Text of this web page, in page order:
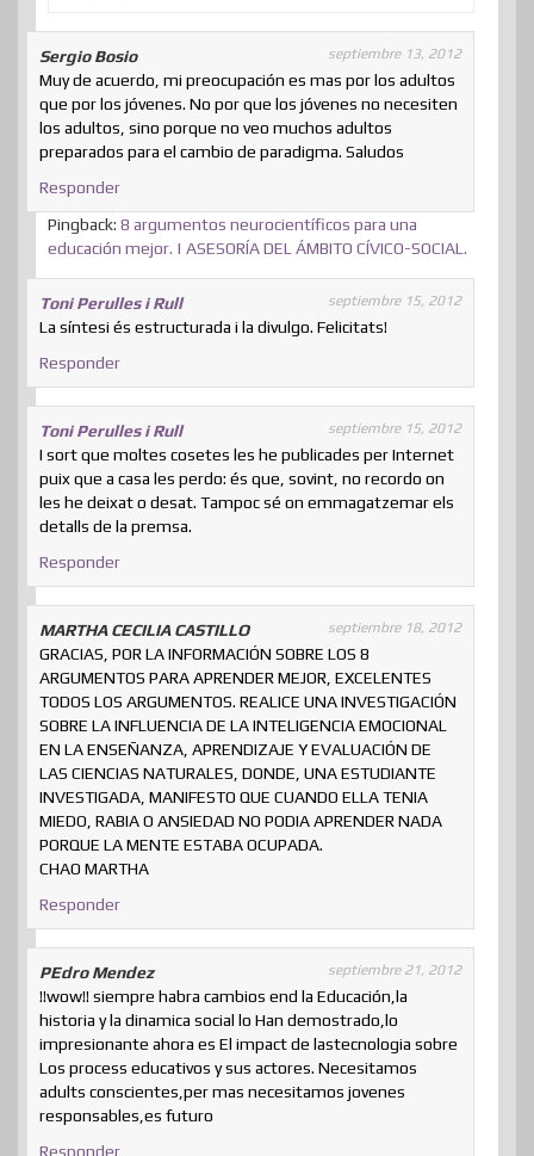
Sergio Bosio septiembre 13, 2012
Muy de acuerdo, mi preocupación es mas por los adultos
que por los jóvenes. No por que los jóvenes no necesiten
los adultos, sino porque no veo muchos adultos
preparados para el cambio de paradigma. Saludos
Responder
Pingback: 8 argumentos neurocientíficos para una
educación mejor. | ASESORÍA DEL ÁMBITO CÍVICO-SOCIAL.
Toni Perulles i Rull septiembre 15, 2012
La síntesi és estructurada i la divulgo. Felicitats!
Responder
Toni Perulles i Rull septiembre 15, 2012
I sort que moltes cosetes les he publicades per Internet
puix que a casa les perdo: és que, sovint, no recordo on
les he deixat o desat. Tampoc sé on emmagatzemar els
detalls de la premsa.
Responder
MARTHA CECILIA CASTILLO septiembre 18, 2012
GRACIAS, POR LA INFORMACIÓN SOBRE LOS 8
ARGUMENTOS PARA APRENDER MEJOR, EXCELENTES
TODOS LOS ARGUMENTOS. REALICE UNA INVESTIGACIÓN
SOBRE LA INFLUENCIA DE LA INTELIGENCIA EMOCIONAL
EN LA ENSEÑANZA, APRENDIZAJE Y EVALUACIÓN DE
LAS CIENCIAS NATURALES, DONDE, UNA ESTUDIANTE
INVESTIGADA, MANIFESTO QUE CUANDO ELLA TENIA
MIEDO, RABIA O ANSIEDAD NO PODIA APRENDER NADA
PORQUE LA MENTE ESTABA OCUPADA.
CHAO MARTHA
Responder
PEdro Mendez septiembre 21, 2012
!!wow!! siempre habra cambios end la Educación,la
historia y la dinamica social lo Han demostrado,lo
impresionante ahora es El impact de lastecnologia sobre
Los process educativos y sus actores. Necesitamos
adults conscientes,per mas necesitamos jovenes
responsables,es futuro
Responder